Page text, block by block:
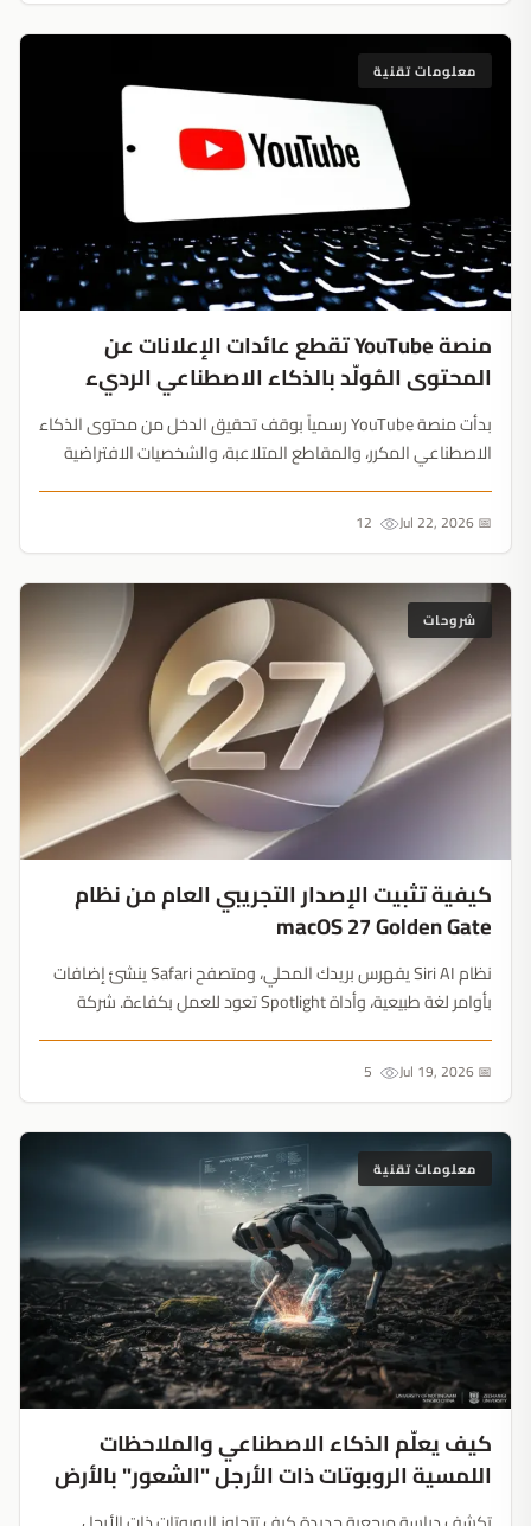
معلومات تقنية
منصة YouTube تقطع عائدات الإعلانات عن
المحتوى المُولّد بالذكاء الاصطناعي الرديء
بدأت منصة YouTube رسمياً بوقف تحقيق الدخل من محتوى الذكاء
الاصطناعي المكرر، والمقاطع المتلاعبة، والشخصيات الافتراضية
التكيف أو خسارة أرباحها....📅 Jul 22, 2026
شروحات
كيفية تثبيت الإصدار التجريبي العام من نظام
macOS 27 Golden Gate
نظام Siri AI يفهرس بريدك المحلي، ومتصفح Safari ينشئ إضافات
بأوامر لغة طبيعية، وأداة Spotlight تعود للعمل بكفاءة. شركة
📅 Jul 19, 2026
معلومات تقنية
كيف يعلّم الذكاء الاصطناعي والملاحظات
اللمسية الروبوتات ذات الأرجل "الشعور" بالأرض